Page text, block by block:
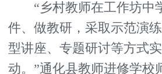
“乡村教师在工作坊中
件、做教研，采取示范演
型讲座、专题研讨等方式
动。”通化县教师进修学校